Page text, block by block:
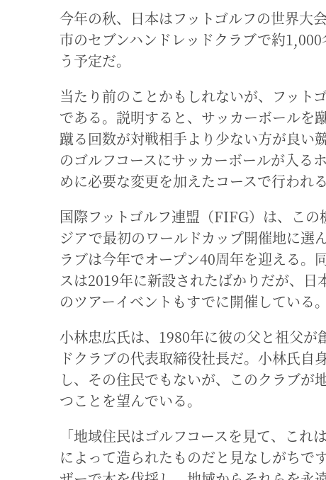
今年の秋、日本はフットゴルフの世界大
市のセブンハンドレッドクラブで約
う予定だ。
当たり前のことかもしれないが、フット
である。説明すると、サッカーボールを
蹴る回数が対戦相手より少ない方が良い
のゴルフコースにサッカーボールが入る
めに必要な変更を加えたコースで行われる
国際フットゴルフ連盟（FIFG）は、こ
ジアで最初のワールドカップ開催地に選
ラブは今年でオープン40周年を迎える。
スは2019年に新設されたばかりだが、日
のツアーイベントもすでに開催している。
小林忠広氏は、1980年に彼の父と祖父が
ドクラブの代表取締役社長だ。小林氏自
し、その住民でもないが、このクラブが
つことを望んでいる。
「地域住民はゴルフコースを見て、これ
によって造られたものだと見なしがちで